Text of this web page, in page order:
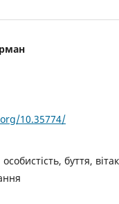
10.35774/
особистість, буття,